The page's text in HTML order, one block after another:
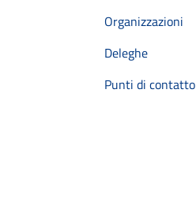
Organizzazioni
Deleghe
Punti di contatto